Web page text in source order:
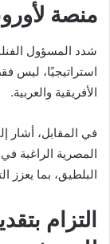
منصة
شدد المسؤول
استراتيجيًا، ليس
الأفريقية والعربية.
في المقابل، أشار
المصرية الراغبة
البلطيق، بما يعزز
التزام